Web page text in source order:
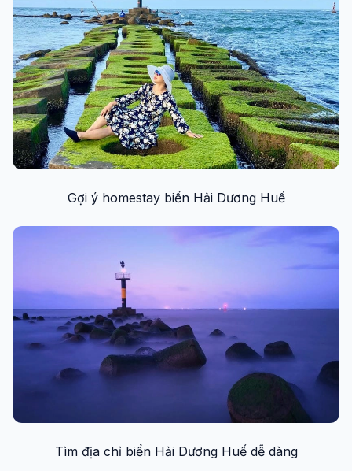
Gợi ý homestay biển Hải Dương Huế
Tìm địa chỉ biển Hải Dương Huế dễ dàng